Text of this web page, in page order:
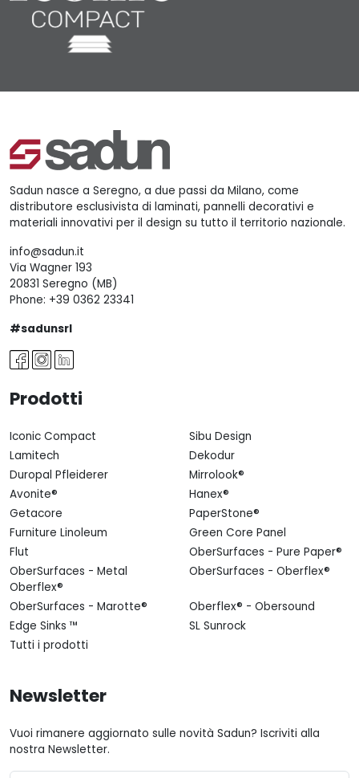
Sadun nasce a Seregno, a due passi da Milano, come
distributore esclusivista di laminati, pannelli decorativi e
materiali innovativi per il design su tutto il territorio nazionale.
info@sadun.it
Via Wagner 193
20831 Seregno (MB)
Phone: +39 0362 23341
#sadunsrl
Prodotti
Iconic Compact
Sibu Design
Lamitech
Dekodur
Duropal Pfleiderer
Mirrolook®
Avonite®
Hanex®
Getacore
PaperStone®
Furniture Linoleum
Green Core Panel
Flut
OberSurfaces - Pure Paper®
OberSurfaces - Metal
Oberflex®
OberSurfaces - Oberflex®
OberSurfaces - Marotte®
Oberflex® - Obersound
Edge Sinks ™
SL Sunrock
Tutti i prodotti
Newsletter
Vuoi rimanere aggiornato sulle novità Sadun? Iscriviti alla
nostra Newsletter.